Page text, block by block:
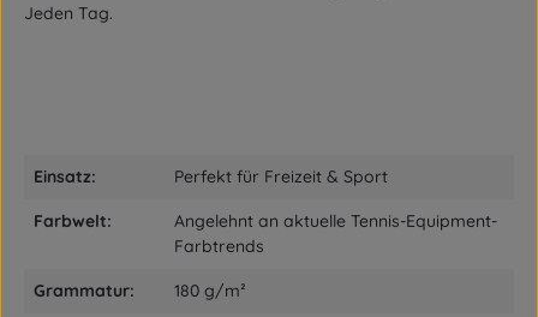
Jeden Tag.
Einsatz: Perfekt für Freizeit & Sport
Farbwelt:
Angelehnt an aktuelle Tennis-Equipment-
Farbtrends
Grammatur: 180 g/m²